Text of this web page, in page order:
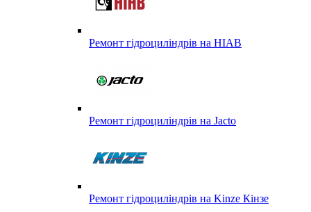
Ремонт гідроциліндрів на HIAB
Ремонт гідроциліндрів на Jacto
Ремонт гідроциліндрів на Kinze Кінзе